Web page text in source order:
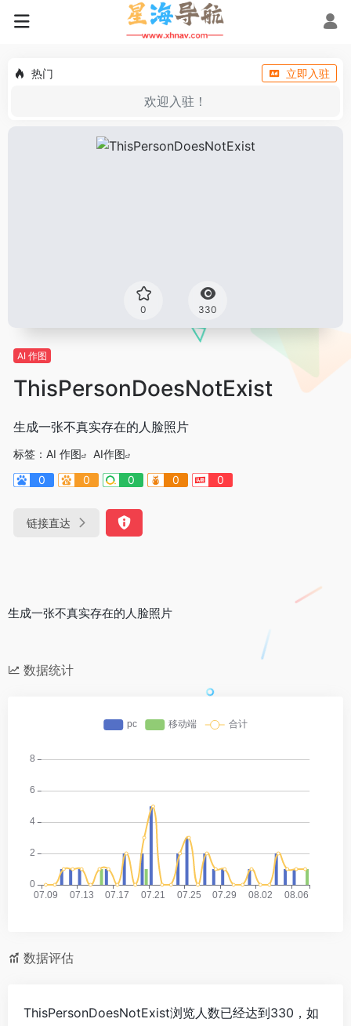
热门 立即入驻
欢迎入驻！
0 330
AI 作图
ThisPersonDoesNotExist
生成一张不真实存在的人脸照片
标签： AI 作图
AI作图
0
0 0 0 0
链接直达
生成一张不真实存在的人脸照片
数据统计
数据评估
ThisPersonDoesNotExist浏览人数已经达到330，如